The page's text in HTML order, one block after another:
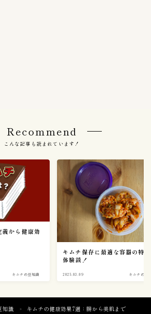
Follow Me
Recommend
こんな記事も読まれています！
義から健康効
キムチの豆知識
キムチ保存に最適な容器の特
体験談！
2025.03.09 キムチの豆
知識 ＞ キムチの健康効果7選：腸から美肌まで